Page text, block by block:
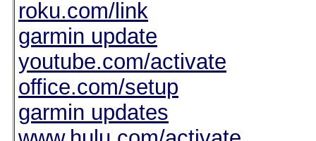
roku.com/link
garmin update
youtube.com/activate
office.com/setup
garmin updates